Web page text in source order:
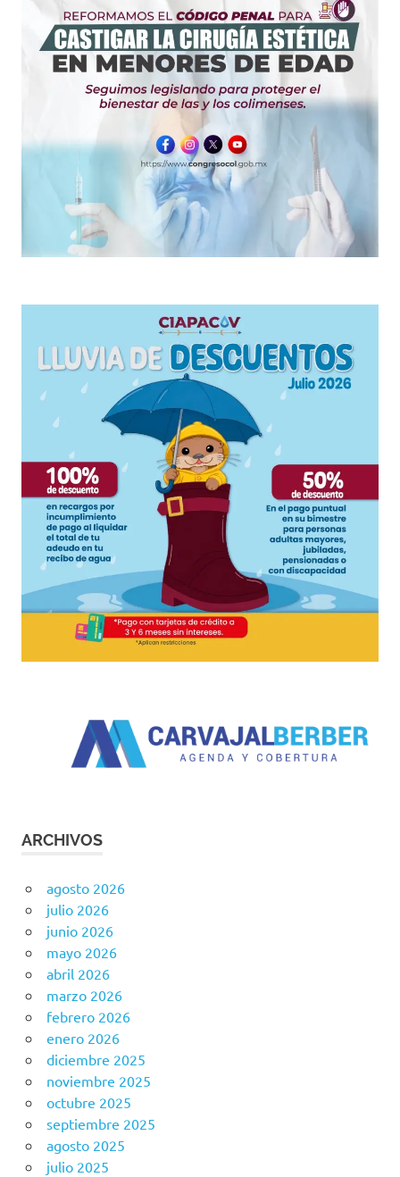
ARCHIVOS
agosto 2026
julio 2026
junio 2026
mayo 2026
abril 2026
marzo 2026
febrero 2026
enero 2026
diciembre 2025
noviembre 2025
octubre 2025
septiembre 2025
agosto 2025
julio 2025